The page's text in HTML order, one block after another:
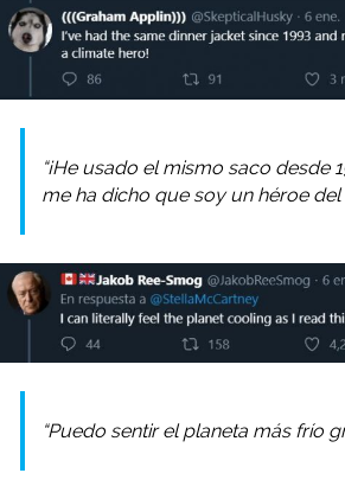
“¡He usado el mismo saco desde
me ha dicho que soy un héroe
“Puedo sentir el planeta más frío